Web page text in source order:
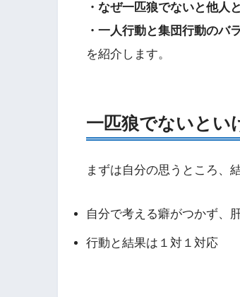
・なぜ一匹狼でないと他人
・一人行動と集団行動のバ
を紹介します。
一匹狼でないとい
まずは自分の思うところ、
自分で考える癖がつかず、
行動と結果は１対１対応